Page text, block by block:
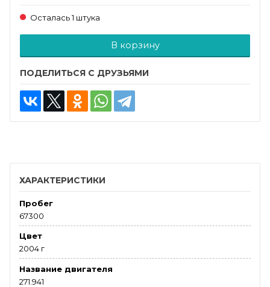
Осталась 1 штука
В корзину
ПОДЕЛИТЬСЯ С ДРУЗЬЯМИ
ХАРАКТЕРИСТИКИ
Пробег
67300
Цвет
2004 г
Название двигателя
271.941